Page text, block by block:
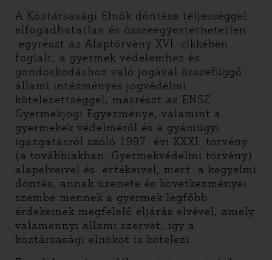
A Köztársasági Elnök döntése teljességgel
elfogadhatatlan és összeegyeztethetetlen
egyrészt az Alaptörvény XVI. cikkében
foglalt, a gyermek védelemhez és
gondoskodáshoz való jogával összefüggő
állami intézményes jogvédelmi
kötelezettséggel, másrészt az ENSZ
Gyermekjogi Egyezménye, valamint a
gyermekek védelméről és a gyámügyi
igazgatásról szóló 1997. évi XXXI. törvény
(a továbbiakban: Gyermekvédelmi törvény)
alapelveivel és értékeivel, mert a kegyelmi
döntés, annak üzenete és következményei
szembe mennek a gyermek legfőbb
érdekeinek megfelelő eljárás elvével, amely
valamennyi állami szervet, így a
köztársasági elnököt is kötelezi.